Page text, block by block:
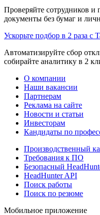
Проверяйте сотрудников и
документы без бумаг и
Ускорьте подбор в 2 раза с
Автоматизируйте сбор
собирайте аналитику в 2
О компании
Наши вакансии
Партнерам
Реклама на сайте
Новости и статьи
Инвесторам
Кандидаты по
Производственный
Требования к ПО
Безопасный
HeadHunter API
Поиск работы
Поиск по резюме
Мобильное приложение